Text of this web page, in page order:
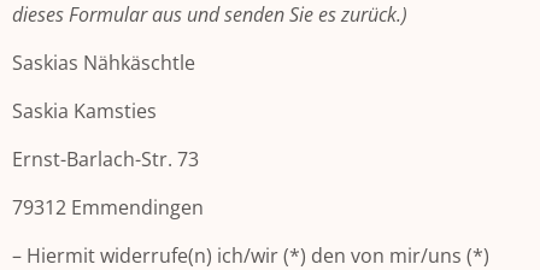
dieses Formular aus und senden Sie es zurück.)
Saskias Nähkäschtle
Saskia Kamsties
Ernst-Barlach-Str. 73
79312 Emmendingen
– Hiermit widerrufe(n) ich/wir (*) den von mir/uns (*)